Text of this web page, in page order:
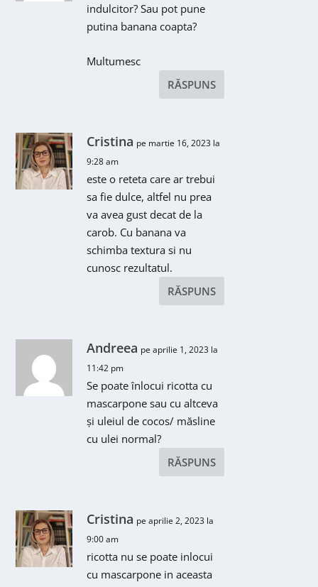
indulcitor? Sau pot pune
putina banana coapta?
Multumesc
RĂSPUNS
Cristina pe martie 16, 2023 la
9:28 am
este o reteta care ar trebui
sa fie dulce, altfel nu prea
va avea gust decat de la
carob. Cu banana va
schimba textura si nu
cunosc rezultatul.
RĂSPUNS
Andreea pe aprilie 1, 2023 la
11:42 pm
Se poate înlocui ricotta cu
mascarpone sau cu altceva
și uleiul de cocos/ măsline
cu ulei normal?
RĂSPUNS
Cristina pe aprilie 2, 2023 la
9:00 am
ricotta nu se poate inlocui
cu mascarpone in aceasta